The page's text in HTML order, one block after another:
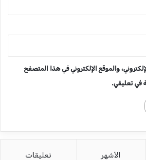
والموقع الإلكتروني في هذا المتصفح
في تعليقي.
الأشهر تعليقات